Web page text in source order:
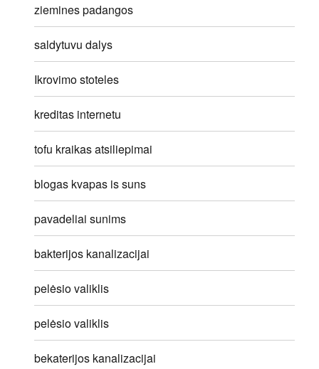
ziemines padangos
saldytuvu dalys
Ikrovimo stoteles
kreditas internetu
tofu kraikas atsiliepimai
blogas kvapas is suns
pavadeliai sunims
bakterijos kanalizacijai
pelėsio valiklis
pelėsio valiklis
bekaterijos kanalizacijai